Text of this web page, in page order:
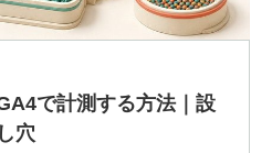
で計測する方法｜設
穴